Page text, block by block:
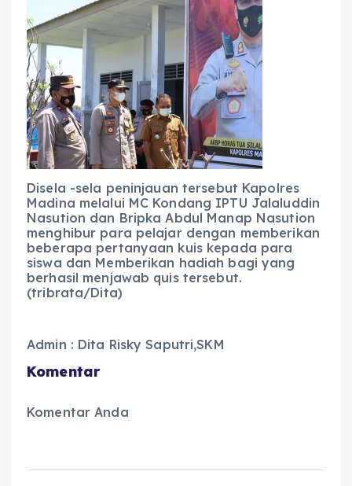
Disela -sela peninjauan tersebut Kapolres
Madina melalui MC Kondang IPTU Jalaluddin
Nasution dan Bripka Abdul Manap Nasution
menghibur para pelajar dengan memberikan
beberapa pertanyaan kuis kepada para
siswa dan Memberikan hadiah bagi yang
berhasil menjawab quis tersebut.
(tribrata/Dita)
Admin : Dita Risky Saputri,SKM
Komentar
Komentar Anda